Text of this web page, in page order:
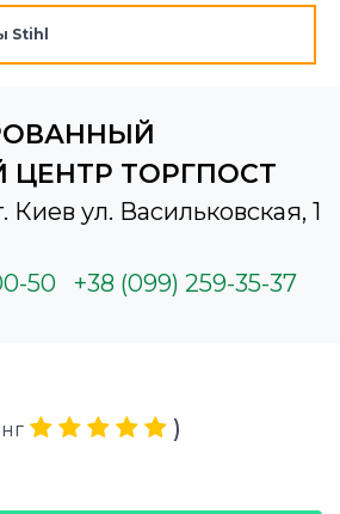
Stihl
ЦЕНТР ТОРГПОСТ
Киев ул. Васильковская, 1
50
+38 (099) 259-35-37
)